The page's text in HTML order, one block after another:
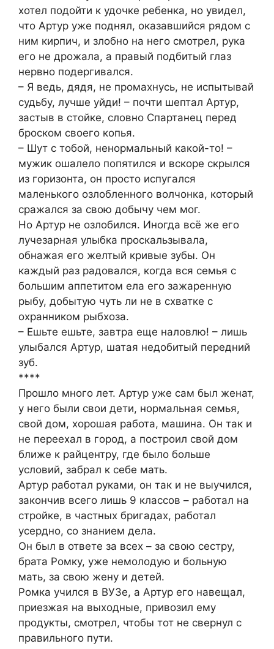
хотел подойти к удочке ребенка, но увидел,
что Артур уже поднял, оказавшийся рядом с
ним кирпич, и злобно на него смотрел, рука
его не дрожала, а правый подбитый глаз
нервно подергивался.
– Я ведь, дядя, не промахнусь, не испытывай
судьбу, лучше уйди! – почти шептал Артур,
застыв в стойке, словно Спартанец перед
броском своего копья.
– Шут с тобой, ненормальный какой-то! –
мужик ошалело попятился и вскоре скрылся
из горизонта, он просто испугался
маленького озлобленного волчонка, который
сражался за свою добычу чем мог.
Но Артур не озлобился. Иногда всё же его
лучезарная улыбка проскальзывала,
обнажая его желтый кривые зубы. Он
каждый раз радовался, когда вся семья с
большим аппетитом ела его зажаренную
рыбу, добытую чуть ли не в схватке с
охранником рыбхоза.
– Ешьте ешьте, завтра еще наловлю! – лишь
улыбался Артур, шатая недобитый передний
зуб.
****
Прошло много лет. Артур уже сам был женат,
у него были свои дети, нормальная семья,
свой дом, хорошая работа, машина. Он так и
не переехал в город, а построил свой дом
ближе к райцентру, где было больше
условий, забрал к себе мать.
Артур работал руками, он так и не выучился,
закончив всего лишь 9 классов – работал на
стройке, в частных бригадах, работал
усердно, со знанием дела.
Он был в ответе за всех – за свою сестру,
брата Ромку, уже немолодую и больную
мать, за свою жену и детей.
Ромка учился в ВУЗе, а Артур его навещал,
приезжая на выходные, привозил ему
продукты, смотрел, чтобы тот не свернул с
правильного пути.